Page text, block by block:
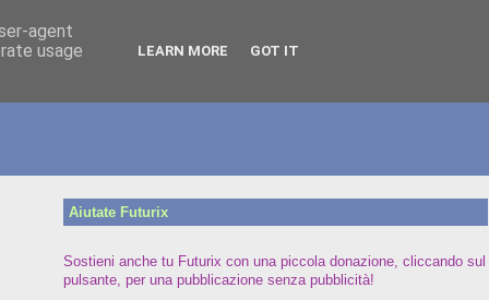
Aiutate Futurix
Sostieni anche tu Futurix con una piccola donazione, cliccando sul
pulsante, per una pubblicazione senza pubblicità!
agent
usage
LEARN MORE GOT IT